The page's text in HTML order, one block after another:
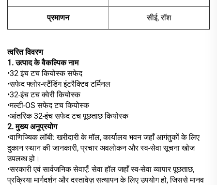
प्रमाणन सीई, रॉश
त्वरित विवरण
1. उत्पाद के वैकल्पिक नाम
•32 इंच टच कियोस्क सफेद
•सफेद फ्लोर-स्टैंडिंग इंटरैक्टिव टर्मिनल
•32-इंच टच क्वेरी कियोस्क
•मल्टी-OS सफेद टच कियोस्क
•आंतरिक 32-इंच सफेद टच पूछताछ कियोस्क
2. मुख्य अनुप्रयोग
•वाणिज्यिक लॉबी: खरीदारी के मॉल, कार्यालय भवन जहाँ आगंतुकों के लिए
दुकान स्थान की जानकारी, प्रचार अवलोकन और स्व-सेवा सूचना खोज
उपलब्ध हो।
•सरकारी एवं सार्वजनिक सेवाएँ: सेवा हॉल जहाँ स्व-सेवा व्यापार पूछताछ,
प्रक्रिया मार्गदर्शन और दस्तावेज़ सत्यापन के लिए उपयोग हो, जिससे मानव